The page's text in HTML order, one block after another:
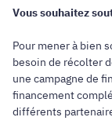
Vous souhaitez
Pour mener à bien
besoin de récolter
une campagne de
financement
différents